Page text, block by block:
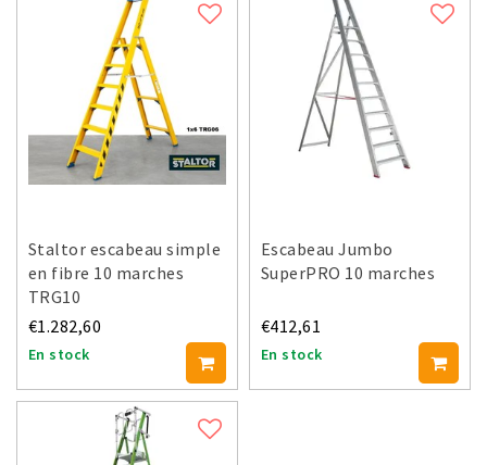
Staltor escabeau simple
en fibre 10 marches
TRG10
€1.282,60
En stock
Escabeau Jumbo
SuperPRO 10 marches
€412,61
En stock